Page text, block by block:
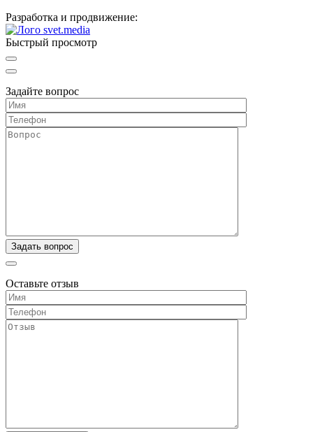
Разработка и продвижение:
Быстрый просмотр
Задайте вопрос
Оставьте отзыв